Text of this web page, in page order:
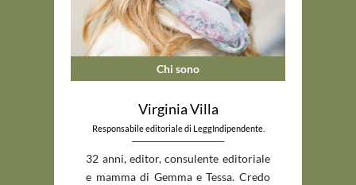
Chi sono
Virginia Villa
Responsabile editoriale di LeggIndipendente.
32 anni, editor, consulente editoriale
e mamma di Gemma e Tessa. Credo